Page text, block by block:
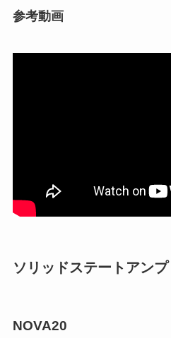
参考動画
ソリッドステートアンプ
NOVA20